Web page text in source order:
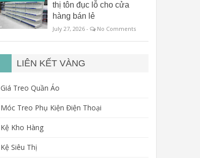
thị tôn đục lỗ cho cửa
hàng bán lẻ
July 27, 2026 - No Comments
LIÊN KẾT VÀNG
Giá Treo Quần Áo
Móc Treo Phụ Kiện Điện Thoại
Kệ Kho Hàng
Kệ Siêu Thị